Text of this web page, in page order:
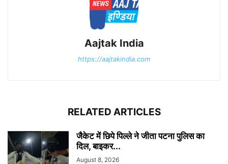
Aajtak India
https://aajtakindia.com
RELATED ARTICLES
जैकेट में छिपे पिल्ले ने जीता पटना पुलिस का
दिल, बाइकर...
August 8, 2026